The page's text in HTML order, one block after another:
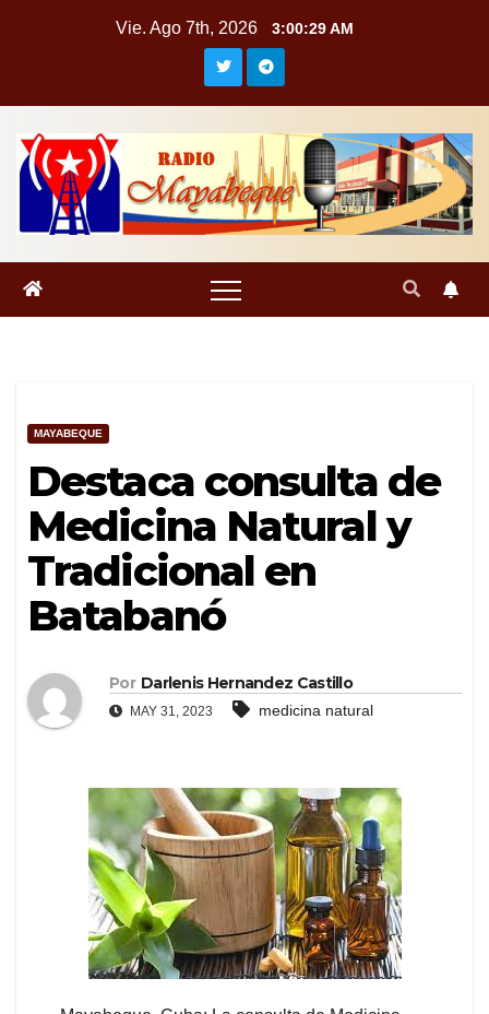
Vie. Ago 7th, 2026 3:00:29 AM
MAYABEQUE
Destaca consulta de
Medicina Natural y
Tradicional en
Batabanó
Por Darlenis Hernandez Castillo
MAY 31, 2023 medicina natural